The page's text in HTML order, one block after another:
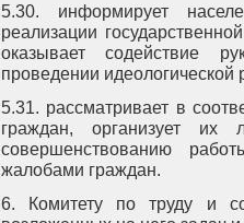
5.30. информирует
реализации
оказывает содействие
проведении идеологической
5.31. рассматривает в
граждан, организует
совершенствованию
жалобами граждан.
6. Комитету по труду и